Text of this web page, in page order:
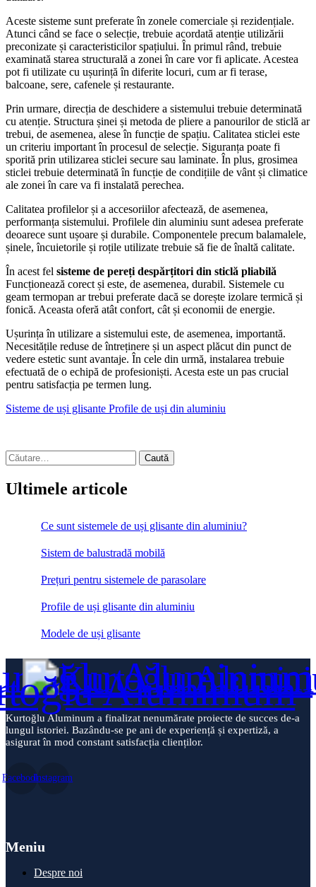
Aceste sisteme sunt preferate în zonele comerciale și rezidențiale.
Atunci când se face o selecție, trebuie acordată atenție utilizării
preconizate și caracteristicilor spațiului. În primul rând, trebuie
examinată starea structurală a zonei în care vor fi aplicate. Acestea
pot fi utilizate cu ușurință în diferite locuri, cum ar fi terase,
balcoane, sere, cafenele și restaurante.
Prin urmare, direcția de deschidere a sistemului trebuie determinată
cu atenție. Structura șinei și metoda de pliere a panourilor de sticlă ar
trebui, de asemenea, alese în funcție de spațiu. Calitatea sticlei este
un criteriu important în procesul de selecție. Siguranța poate fi
sporită prin utilizarea sticlei secure sau laminate. În plus, grosimea
sticlei trebuie determinată în funcție de condițiile de vânt și climatice
ale zonei în care va fi instalată perechea.
Calitatea profilelor și a accesoriilor afectează, de asemenea,
performanța sistemului. Profilele din aluminiu sunt adesea preferate
deoarece sunt ușoare și durabile. Componentele precum balamalele,
șinele, încuietorile și roțile utilizate trebuie să fie de înaltă calitate.
În acest fel sisteme de pereți despărțitori din sticlă pliabilă
Funcționează corect și este, de asemenea, durabil. Sistemele cu
geam termopan ar trebui preferate dacă se dorește izolare termică și
fonică. Aceasta oferă atât confort, cât și economii de energie.
Ușurința în utilizare a sistemului este, de asemenea, importantă.
Necesitățile reduse de întreținere și un aspect plăcut din punct de
vedere estetic sunt avantaje. În cele din urmă, instalarea trebuie
efectuată de o echipă de profesioniști. Acesta este un pas crucial
pentru satisfacția pe termen lung.
Sisteme de uși glisante Profile de uși din aluminiu
Caută
după:
Ultimele articole
Ce sunt sistemele de uși glisante din aluminiu?
Sistem de balustradă mobilă
Prețuri pentru sistemele de parasolare
Profile de uși glisante din aluminiu
Modele de uși glisante
Kurtoğlu Aluminum a finalizat nenumărate proiecte de succes de-a
lungul istoriei. Bazându-se pe ani de experiență și expertiză, a
asigurat în mod constant satisfacția clienților.
FacebookInstagram
Meniu
Despre noi